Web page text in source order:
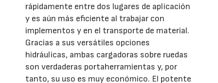
rápidamente entre dos lugares de aplicación
y es aún más eficiente al trabajar con
implementos y en el transporte de material.
Gracias a sus versátiles opciones
hidráulicas, ambas cargadoras sobre ruedas
son verdaderas portaherramientas y, por
tanto, su uso es muy económico. El potente